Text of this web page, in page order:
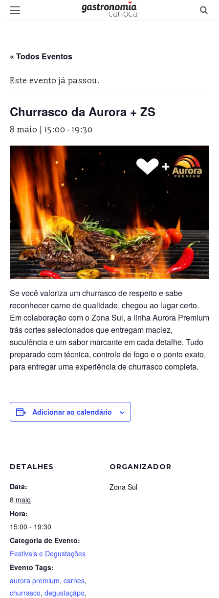
« Todos Eventos
Este evento já passou.
Churrasco da Aurora + ZS
8 maio | 15:00 - 19:30
Se você valoriza um churrasco de respeito e sabe
reconhecer carne de qualidade, chegou ao lugar certo.
Em colaboração com o Zona Sul, a linha Aurora Premium
trás cortes selecionados que entregam maciez,
suculência e um sabor marcante em cada detalhe. Tudo
preparado com técnica, controle de fogo e o ponto exato,
para entregar uma experiência de churrasco completa.
Adicionar ao calendário
DETALHES
Data:
8 maio
Hora:
15:00 - 19:30
Categoria de Evento:
Festivais e Degustações
Evento Tags:
aurora premium, carnes,
churrasco, degustaçãpo,
ORGANIZADOR
Zona Sul